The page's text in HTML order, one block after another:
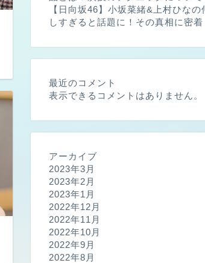
【日向坂46】小坂菜緒&上村ひなの
しすぎると話題に！その真相に密着
最近のコメント
表示できるコメントはありません。
アーカイブ
2023年3月
2023年2月
2023年1月
2022年12月
2022年11月
2022年10月
2022年9月
2022年8月